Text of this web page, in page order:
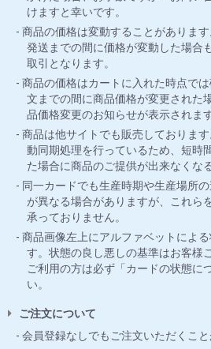
けますと幸いです。
商品の価格は変動することがありま
発送までの間に価格が変動した場合
取引となります。
商品の価格はカートに入れた時点で
文までの間に商品価格が変更された
品価格変更のお知らせが表示されます
商品は他サイトでも販売しておりま
動同期処理を行っているため、短時
た場合に商品のご提供が出来なくな
同一カードでも生産時期や生産場所
が異なる場合がありますが、これら
承っておりません。
商品画像左上にアルファベットによ
す。状態の良し悪しの基準はお客様
ご利用の方は必ず「カードの状態に
い。
ご注文について
会員登録なしでもご注文いただくこと